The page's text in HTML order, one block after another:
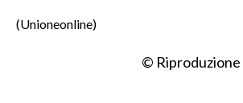
INSULARITÀ
(Unioneonline)
©